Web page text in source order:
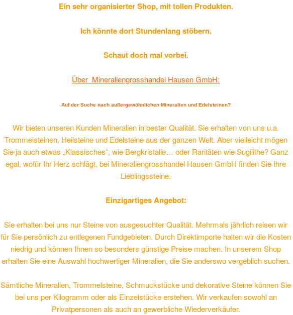
Ein sehr organisierter Shop, mit tollen Produkten.
Ich könnte dort Stundenlang stöbern.
Schaut doch mal vorbei.
Über Mineraliengrosshandel Hausen GmbH:
Auf der Suche nach außergewöhnlichen Mineralien und Edelsteinen?
Wir bieten unseren Kunden Mineralien in bester Qualität. Sie erhalten von uns u.a.
Trommelsteinen, Heilsteine und Edelsteine aus der ganzen Welt. Aber vielleicht mögen
Sie ja auch etwas „Klassisches“, wie Bergkristalle… oder Raritäten wie Sugilithe? Ganz
egal, wofür Ihr Herz schlägt, bei Mineraliengrosshandel Hausen GmbH finden Sie Ihre
Lieblingssteine.
Einzigartiges Angebot:
Sie erhalten bei uns nur Steine von ausgesuchter Qualität. Mehrmals jährlich reisen wir
für Sie persönlich zu entlegenen Fundgebieten. Durch Direktimporte halten wir die Kosten
niedrig und können Ihnen so besonders günstige Preise machen. In unserem Shop
erhalten Sie eine Auswahl hochwertiger Mineralien, die Sie anderswo vergeblich suchen.
Sämtliche Mineralien, Trommelsteine, Schmuckstücke und dekorative Steine können Sie
bei uns per Kilogramm oder als Einzelstücke erstehen. Wir verkaufen sowohl an
Privatpersonen als auch an gewerbliche Wiederverkäufer.